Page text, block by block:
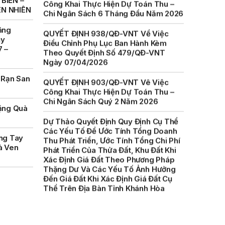
NHIÊN
–
San
Quà
Tay
Ven
QUYẾT ĐỊNH 938/QĐ-VNT Về Việc
Điều Chỉnh Phụ Lục Ban Hành Kèm
Theo Quyết Định Số 479/QĐ-VNT
Ngày 07/04/2026
QUYẾT ĐỊNH 903/QĐ-VNT Vê Việc
Công Khai Thực Hiện Dự Toán Thu –
Chi Ngân Sách Quý 2 Năm 2026
Dự Thảo Quyết Định Quy Định Cụ Thể
Các Yếu Tố Để Ước Tính Tổng Doanh
Thu Phát Triển, Ước Tính Tổng Chi Phí
Phát Triển Của Thửa Đất, Khu Đất Khi
Xác Định Giá Đất Theo Phương Pháp
Thặng Dư Và Các Yếu Tố Ảnh Hưởng
Đến Giá Đất Khi Xác Định Giá Đất Cụ
Thể Trên Địa Bàn Tỉnh Khánh Hòa
THÔNG BÁO Số 707/TB-VNT: Kết Quả
Lựa Chọn Đơn Vị Tổ Chức Đấu Giá Tài